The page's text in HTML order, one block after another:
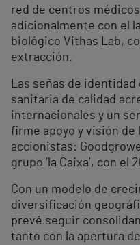
red de centros
adicionalmente con el
biológico Vithas Lab,
extracción.
Las señas de
sanitaria de calidad
internacionales y un
firme apoyo y visión de
accionistas:
grupo ‘la Caixa’, con el
Con un modelo de
diversificación
prevé seguir
tanto con la apertura